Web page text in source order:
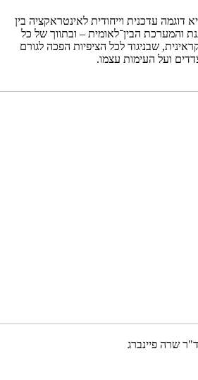
דוגמה עדכנית וייחודית לאינטראקציה בין
והמערכת הבין־לאומית – ובתווך של כל
שבניגוד לכל הציפיות הפכה לגורם
ועל העימות עצמו.
שרה פיינברג